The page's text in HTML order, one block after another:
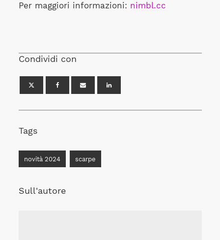
Per maggiori informazioni: nimbl.cc
Condividi con
Tags
novità 2024 scarpe
Sull'autore